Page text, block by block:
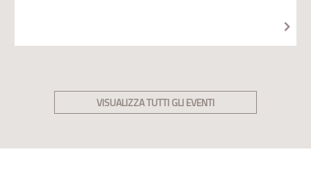
VISUALIZZA TUTTI GLI EVENTI